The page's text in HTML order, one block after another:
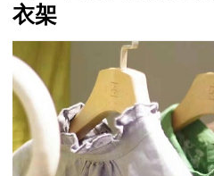
衣架